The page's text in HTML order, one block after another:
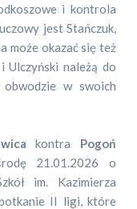
i kontrola
jest Stańczuk,
może okazać się też
Ulczyński należą do
w swoich
kontra Pogoń
21.01.2026 o
im. Kazimierza
II ligi, które